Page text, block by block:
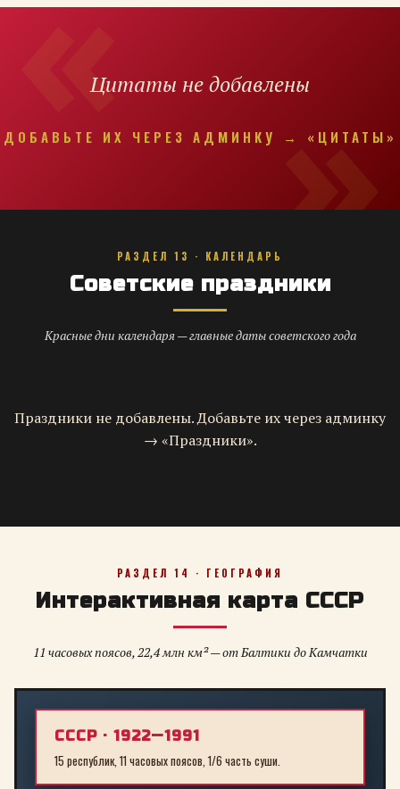
Цитаты не добавлены
ДОБАВЬТЕ ИХ ЧЕРЕЗ АДМИНКУ → «ЦИТАТЫ»
РАЗДЕЛ 13 · КАЛЕНДАРЬ
Советские праздники
Красные дни календаря — главные даты советского года
Праздники не добавлены. Добавьте их через админку
→ «Праздники».
РАЗДЕЛ 14 · ГЕОГРАФИЯ
Интерактивная карта СССР
11 часовых поясов, 22,4 млн км² — от Балтики до Камчатки
СССР · 1922—1991
15 республик, 11 часовых поясов, 1/6 часть суши.